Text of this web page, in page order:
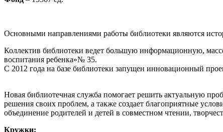
Основными направлениями работы библиотеки являются
Коллектив библиотеки ведет большую информационную,
воспитания ребенка»№ 35.
С 2012 года на базе библиотеки запущен инновационный
Новая библиотечная служба помогает решить актуальную
решения своих проблем, а также создает благоприятные
объединение родителей и детей в совместном чтении,
Кружки: